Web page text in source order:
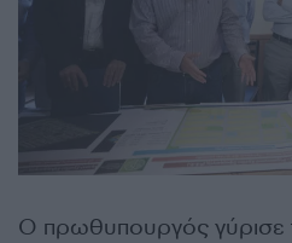
Ο πρωθυπουργός γύρισε